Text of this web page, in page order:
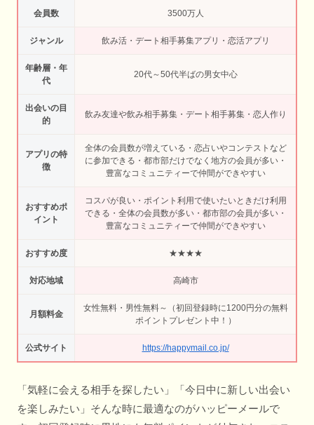
会員数 3500万人
ジャンル 飲み活・デート相手募集アプリ・恋活アプリ
年齢層・年
代
20代～50代半ばの男女中心
出会いの目
的
飲み友達や飲み相手募集・デート相手募集・恋人作り
アプリの特
徴
全体の会員数が増えている・恋占いやコンテストなど
に参加できる・都市部だけでなく地方の会員が多い・
豊富なコミュニティーで仲間ができやすい
おすすめポ
イント
コスパが良い・ポイント利用で使いたいときだけ利用
できる・全体の会員数が多い・都市部の会員が多い・
豊富なコミュニティーで仲間ができやすい
おすすめ度 ★★★★
対応地域 高崎市
月額料金
女性無料・男性無料～（初回登録時に1200円分の無料
ポイントプレゼント中！）
公式サイト https://happymail.co.jp/
「気軽に会える相手を探したい」「今日中に新しい出会い
を楽しみたい」そんな時に最適なのがハッピーメールで